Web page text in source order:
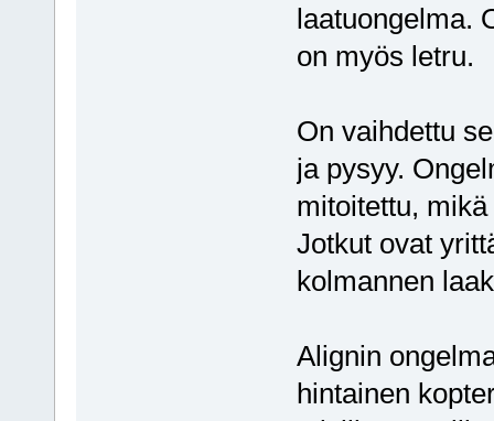
laatuongelma.
on myös letru.
On vaihdettu
ja pysyy.
mitoitettu,
Jotkut ovat
kolmannen
Alignin
hintainen